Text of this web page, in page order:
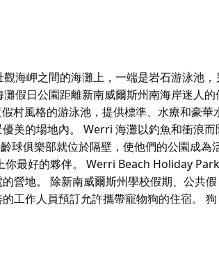
海岬之間的海灘上，一端是岩石游泳池，
假日公園距離新南威爾斯州南海岸迷人的
村風格的游泳池，提供標準、水療和豪華
美的場地內。 Werri 海灘以釣魚和衝浪而
球俱樂部就位於隔壁，使他們的公園成為
你最好的夥伴。 Werri Beach Holiday Park
營地。 除新南威爾斯州學校假期、公共假
工作人員預訂允許攜帶寵物狗的住宿。 狗